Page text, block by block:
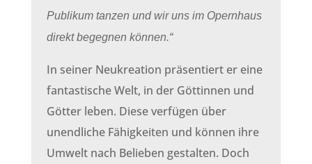
Publikum tanzen und wir uns im Opernhaus
direkt begegnen können.“
In seiner Neukreation präsentiert er eine
fantastische Welt, in der Göttinnen und
Götter leben. Diese verfügen über
unendliche Fähigkeiten und können ihre
Umwelt nach Belieben gestalten. Doch